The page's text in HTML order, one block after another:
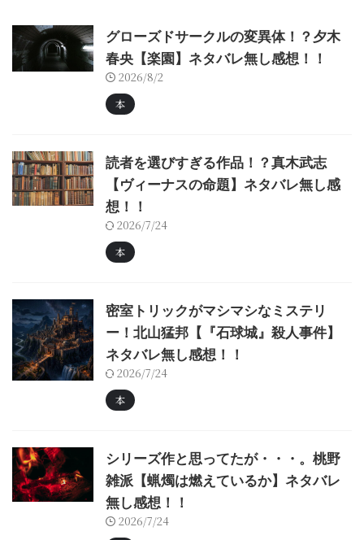
グローズドサークルの変異体！？夕木
春央【楽園】ネタバレ無し感想！！
2026/8/2
本
読者を選びすぎる作品！？真木武志
【ヴィーナスの命題】ネタバレ無し感
想！！
2026/7/24
本
密室トリックがマシマシなミステリ
ー！北山猛邦【『石球城』殺人事件】
ネタバレ無し感想！！
2026/7/24
本
シリーズ作と思ってたが・・・。桃野
雑派【蝋燭は燃えているか】ネタバレ
無し感想！！
2026/7/24